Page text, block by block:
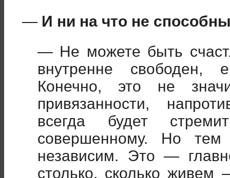
— И ни на что не
— Не можете быть
внутренне свободен,
Конечно, это не
привязанности,
всегда будет
совершенному. Но
независим. Это —
столько, сколько